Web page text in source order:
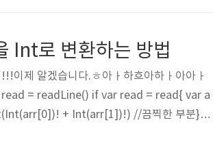
로 변환하는 방법
제 알겠습니다.ㅎ아ㅏ하흐아하ㅏ아아ㅏ
read = readLine() if var read = read{ var a
+ Int(arr[1])!) //끔찍한 부분}옵
이 String? 타입인 관계로 Int로 처리하려면